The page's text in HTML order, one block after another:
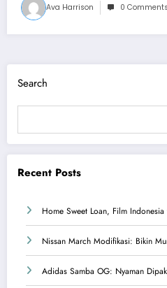
Ava Harrison 0 Comments
Search
Recent Posts
Home Sweet Loan, Film
Nissan March Modifikasi: Bikin
Adidas Samba OG: Nyaman